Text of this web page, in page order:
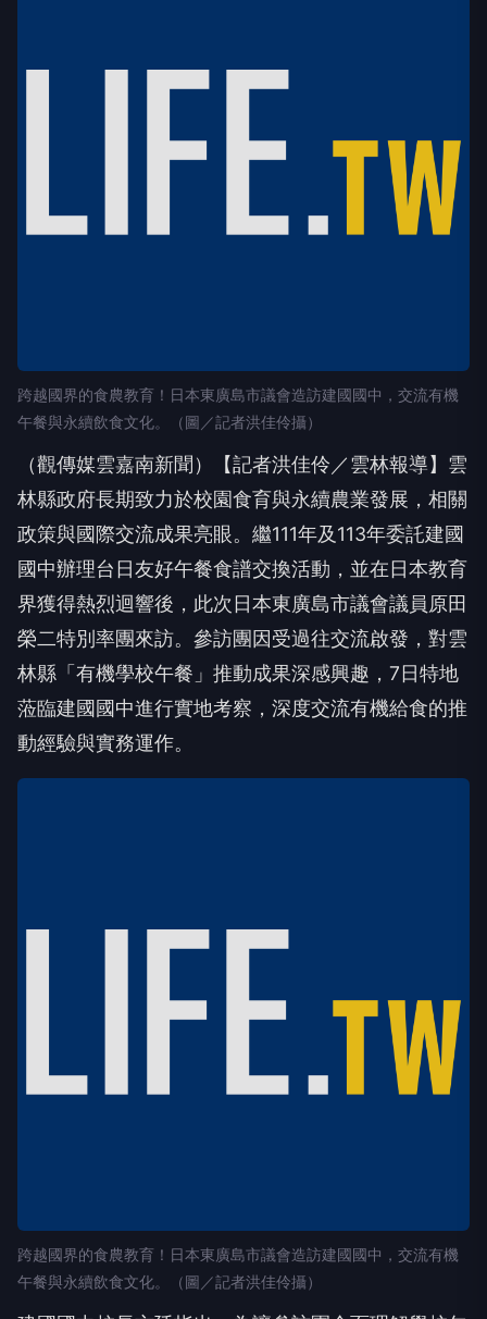
跨越國界的食農教育！日本東廣島市議會造訪建國國中，交流有機
午餐與永續飲食文化。（圖／記者洪佳伶攝）
（觀傳媒雲嘉南新聞）【記者洪佳伶／雲林報導】雲
林縣政府長期致力於校園食育與永續農業發展，相關
政策與國際交流成果亮眼。繼111年及113年委託建國
國中辦理台日友好午餐食譜交換活動，並在日本教育
界獲得熱烈迴響後，此次日本東廣島市議會議員原田
榮二特別率團來訪。參訪團因受過往交流啟發，對雲
林縣「有機學校午餐」推動成果深感興趣，7日特地
蒞臨建國國中進行實地考察，深度交流有機給食的推
動經驗與實務運作。
跨越國界的食農教育！日本東廣島市議會造訪建國國中，交流有機
午餐與永續飲食文化。（圖／記者洪佳伶攝）